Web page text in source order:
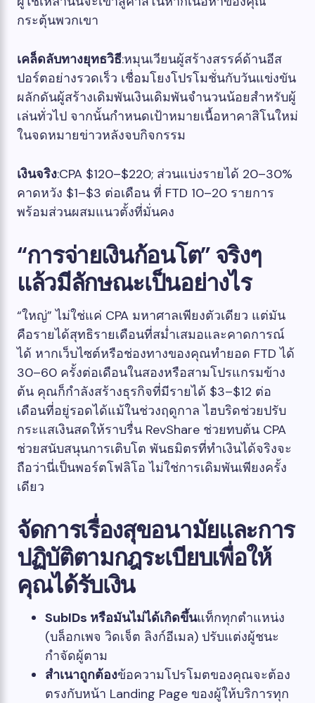
กระตุ้นพวกเขา
เคล็ดลับทางยุทธวิธี:หมุนเวียนผู้สร้างสรรค์ด้านอีส
ปอร์ตอย่างรวดเร็ว เชื่อมโยงโปรโมชั่นกับวันแข่งขัน
ผลักดันผู้สร้างเดิมพันเงินเดิมพันจำนวนน้อยสำหรับผู้
เล่นทั่วไป จากนั้นกำหนดเป้าหมายเนื้อหาคาสิโนใหม่
ในจดหมายข่าวหลังจบกิจกรรม
เงินจริง:CPA $120–$220; ส่วนแบ่งรายได้ 20–30%
คาดหวัง $1–$3 ต่อเดือน ที่ FTD 10–20 รายการ
พร้อมส่วนผสมแนวตั้งที่มั่นคง
“การจ่ายเงินก้อนโต” จริงๆ
แล้วมีลักษณะเป็นอย่างไร
“ใหญ่” ไม่ใช่แค่ CPA มหาศาลเพียงตัวเดียว แต่มัน
คือรายได้สุทธิรายเดือนที่สม่ำเสมอและคาดการณ์
ได้ หากเว็บไซต์หรือช่องทางของคุณทำยอด FTD ได้
30–60 ครั้งต่อเดือนในสองหรือสามโปรแกรมข้าง
ต้น คุณก็กำลังสร้างธุรกิจที่มีรายได้ $3–$12 ต่อ
เดือนที่อยู่รอดได้แม้ในช่วงฤดูกาล ไฮบริดช่วยปรับ
กระแสเงินสดให้ราบรื่น RevShare ช่วยทบต้น CPA
ช่วยสนับสนุนการเติบโต พันธมิตรที่ทำเงินได้จริงจะ
ถือว่านี่เป็นพอร์ตโฟลิโอ ไม่ใช่การเดิมพันเพียงครั้ง
เดียว
จัดการเรื่องสุขอนามัยและการ
ปฏิบัติตามกฎระเบียบเพื่อให้
คุณได้รับเงิน
SubIDs หรือมันไม่ได้เกิดขึ้นแท็กทุกตำแหน่ง
(บล็อกเพจ วิดเจ็ต ลิงก์อีเมล) ปรับแต่งผู้ชนะ
กำจัดผู้ตาม
สำเนาถูกต้องข้อความโปรโมตของคุณจะต้อง
ตรงกับหน้า Landing Page ของผู้ให้บริการทุก